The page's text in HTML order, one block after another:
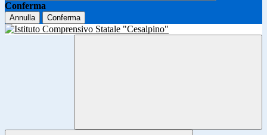
Conferma
Annulla Conferma